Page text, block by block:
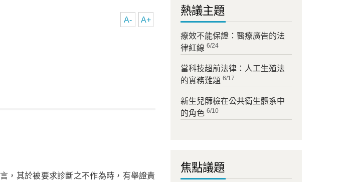
A+
A-
，其於被要求診斷之不作為時，有舉證責
熱議主題
療效不能保證：醫療廣告的法
律紅線 6/24
當科技超前法律：人工生殖法
的實務難題 6/17
新生兒篩檢在公共衛生體系中
的角色 6/10
焦點議題